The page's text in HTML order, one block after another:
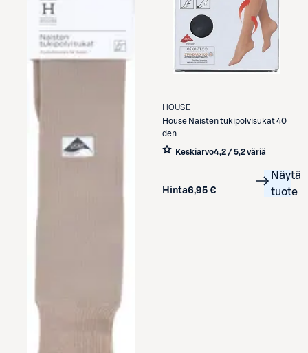
HOUSE
House Naisten tukipolvisukat 40
den
Keskiarvo4,2 / 5,2 väriä
Hinta6,95 €
Näytä
tuote